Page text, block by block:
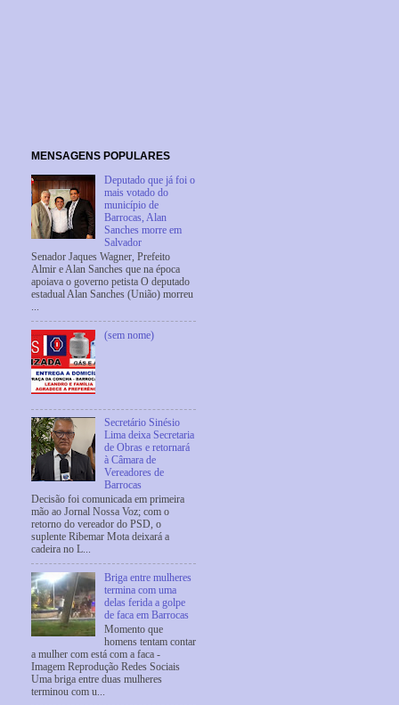
MENSAGENS POPULARES
Deputado que já foi o
mais votado do
município de
Barrocas, Alan
Sanches morre em
Salvador
Senador Jaques Wagner, Prefeito
Almir e Alan Sanches que na época
apoiava o governo petista O deputado
estadual Alan Sanches (União) morreu
...
(sem nome)
Secretário Sinésio
Lima deixa Secretaria
de Obras e retornará
à Câmara de
Vereadores de
Barrocas
Decisão foi comunicada em primeira
mão ao Jornal Nossa Voz; com o
retorno do vereador do PSD, o
suplente Ribemar Mota deixará a
cadeira no L...
Briga entre mulheres
termina com uma
delas ferida a golpe
de faca em Barrocas
Momento que
homens tentam contar
a mulher com está com a faca -
Imagem Reprodução Redes Sociais
Uma briga entre duas mulheres
terminou com u...